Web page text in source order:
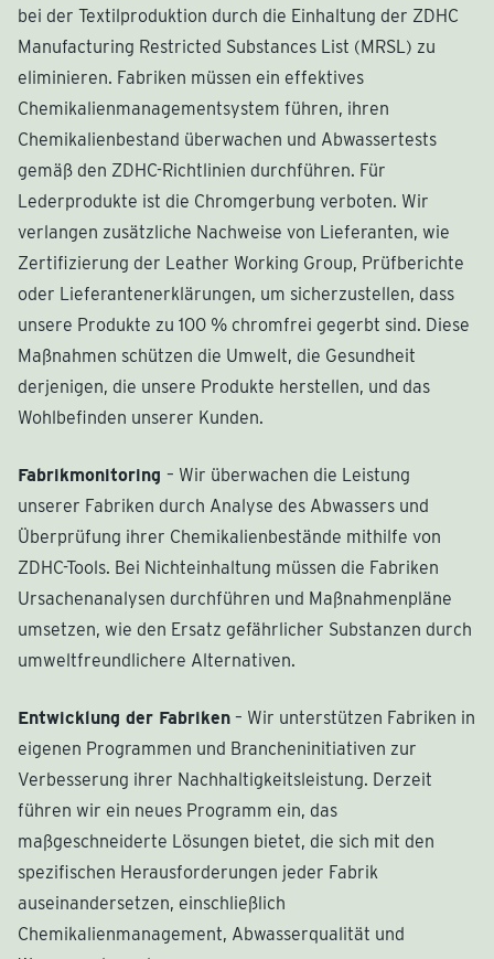
bei der Textilproduktion durch die Einhaltung der ZDHC
Manufacturing Restricted Substances List (MRSL) zu
eliminieren. Fabriken müssen ein effektives
Chemikalienmanagementsystem führen, ihren
Chemikalienbestand überwachen und Abwassertests
gemäß den ZDHC-Richtlinien durchführen. Für
Lederprodukte ist die Chromgerbung verboten. Wir
verlangen zusätzliche Nachweise von Lieferanten, wie
Zertifizierung der Leather Working Group, Prüfberichte
oder Lieferantenerklärungen, um sicherzustellen, dass
unsere Produkte zu 100 % chromfrei gegerbt sind. Diese
Maßnahmen schützen die Umwelt, die Gesundheit
derjenigen, die unsere Produkte herstellen, und das
Wohlbefinden unserer Kunden.
Fabrikmonitoring – Wir überwachen die Leistung
unserer Fabriken durch Analyse des Abwassers und
Überprüfung ihrer Chemikalienbestände mithilfe von
ZDHC-Tools. Bei Nichteinhaltung müssen die Fabriken
Ursachenanalysen durchführen und Maßnahmenpläne
umsetzen, wie den Ersatz gefährlicher Substanzen durch
umweltfreundlichere Alternativen.
Entwicklung der Fabriken – Wir unterstützen Fabriken in
eigenen Programmen und Brancheninitiativen zur
Verbesserung ihrer Nachhaltigkeitsleistung. Derzeit
führen wir ein neues Programm ein, das
maßgeschneiderte Lösungen bietet, die sich mit den
spezifischen Herausforderungen jeder Fabrik
auseinandersetzen, einschließlich
Chemikalienmanagement, Abwasserqualität und